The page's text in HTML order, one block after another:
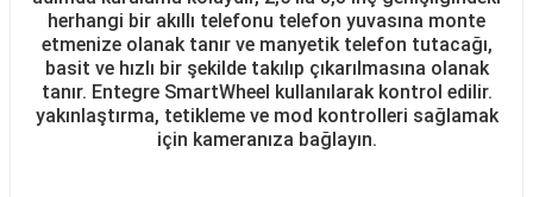
herhangi bir akıllı telefonu telefon yuvasına monte
etmenize olanak tanır ve manyetik telefon tutacağı,
basit ve hızlı bir şekilde takılıp çıkarılmasına olanak
tanır. Entegre SmartWheel kullanılarak kontrol edilir.
yakınlaştırma, tetikleme ve mod kontrolleri sağlamak
için kameranıza bağlayın.